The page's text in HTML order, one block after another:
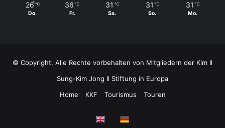
26 ℃
Do.
36 ℃
Fr.
31 ℃
Sa.
31 ℃
So.
31 ℃
Mo.
© Copyright, Alle Rechte vorbehalten von Mitgliedern der Kim Il
Sung-Kim Jong Il Stiftung in Europa
Home
KKF Tourismus Touren